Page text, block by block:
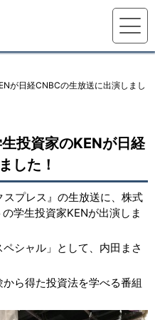
が日経CNBCの生放送に出演しまし
投資家のKENが日経
した！
プレス』の生放送に、株式
学生投資家KENが出演しま
シャル」として、内田まさ
ら得た投資法を学べる番組